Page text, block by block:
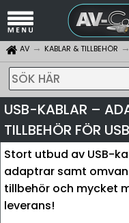
AV KABLAR & TILLBEHÖR
SÖK HÄR
USB-KABLAR –
TILLBEHÖR FÖR USB
Stort utbud av USB-
adaptrar samt
tillbehör och mycket
leverans!